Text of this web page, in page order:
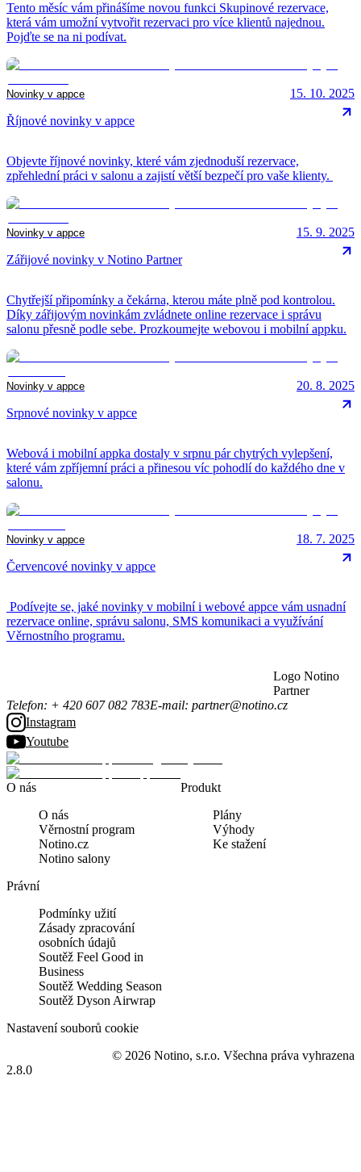
Tento měsíc vám přinášíme novou funkci Skupinové rezervace,
která vám umožní vytvořit rezervaci pro více klientů najednou.
Pojďte se na ni podívat.
Novinky v appce
15. 10. 2025
Říjnové novinky v appce
Objevte říjnové novinky, které vám zjednoduší rezervace,
zpřehlední práci v salonu a zajistí větší bezpečí pro vaše klienty.
Novinky v appce
15. 9. 2025
Zářijové novinky v Notino Partner
Chytřejší připomínky a čekárna, kterou máte plně pod kontrolou.
Díky zářijovým novinkám zvládnete online rezervace i správu
salonu přesně podle sebe. Prozkoumejte webovou i mobilní appku.
Novinky v appce
20. 8. 2025
Srpnové novinky v appce
Webová i mobilní appka dostaly v srpnu pár chytrých vylepšení,
které vám zpříjemní práci a přinesou víc pohodlí do každého dne v
salonu.
Novinky v appce
18. 7. 2025
Červencové novinky v appce
Podívejte se, jaké novinky v mobilní i webové appce vám usnadní
rezervace online, správu salonu, SMS komunikaci a využívání
Věrnostního programu.
Logo Notino
Partner
Telefon: + 420 607 082 783E-mail: partner@notino.cz
Instagram
Youtube
O nás
O nás
Věrnostní program
Notino.cz
Notino salony
Produkt
Plány
Výhody
Ke stažení
Právní
Podmínky užití
Zásady zpracování
osobních údajů
Soutěž Feel Good in
Business
Soutěž Wedding Season
Soutěž Dyson Airwrap
Nastavení souborů cookie
© 2026 Notino, s.r.o. Všechna práva vyhrazena
2.8.0